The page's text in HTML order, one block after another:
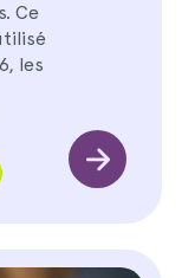
Ce
les